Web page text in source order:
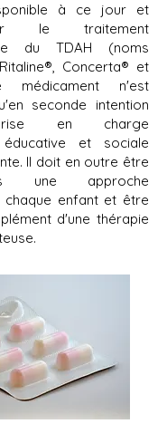
à ce jour et
le traitement
du TDAH (noms
Concerta® et
médicament n'est
seconde intention
en charge
éducative et sociale
Il doit en outre être
une approche
chaque enfant et être
d'une thérapie